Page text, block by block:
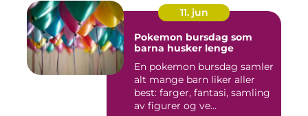
11. jun
Pokemon bursdag som
barna husker lenge
En pokemon bursdag samler
alt mange barn liker aller
best: farger, fantasi, samling
av figurer og ve...